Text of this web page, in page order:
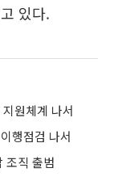
있다.
원체계 나서
행점검 나서
조직 출범